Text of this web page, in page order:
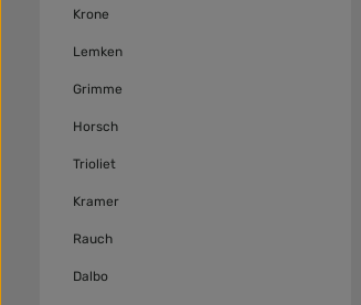
Krone
Lemken
Grimme
Horsch
Trioliet
Kramer
Rauch
Dalbo